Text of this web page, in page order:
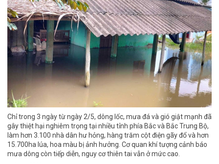
Chỉ trong 3 ngày từ ngày 2/5, dông lốc, mưa đá và gió giật mạnh đã
gây thiệt hại nghiêm trọng tại nhiều tỉnh phía Bắc và Bắc Trung Bộ,
làm hơn 3.100 nhà dân hư hỏng, hàng trăm cột điện gãy đổ và hơn
15.700ha lúa, hoa màu bị ảnh hưởng. Cơ quan khí tượng cảnh báo
mưa dông còn tiếp diễn, nguy cơ thiên tai vẫn ở mức cao.